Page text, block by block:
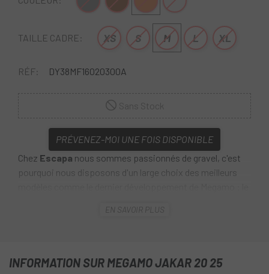
TAILLE CADRE: XS S M L XL
RÉF: DY38MF16020300A
PRÉVENEZ-MOI UNE FOIS DISPONIBLE
Chez Escapa nous sommes passionnés de gravel, c'est
pourquoi nous disposons d'un large choix des meilleurs
des itinéraires rapides ou même se déplacer en ville, mais
EN SAVOIR PLUS
INFORMATION SUR MEGAMO JAKAR 20 25